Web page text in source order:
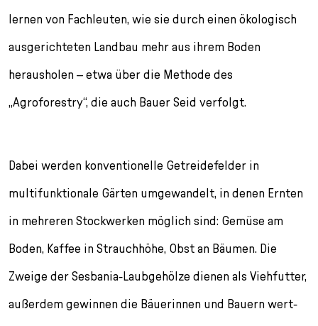
lernen von Fachleuten, wie sie durch einen ökologisch
ausgerichteten Land­bau mehr aus ihrem Boden
herausholen – etwa über die Methode des
„Agroforestry“, die auch Bauer Seid verfolgt.
Dabei werden konventionelle Getreidefelder in
multifunktionale Gärten umgewandelt, in denen Ernten
in mehreren Stockwerken möglich sind: Gemüse am
Boden, Kaffee in Strauchhöhe, Obst an Bäumen. Die
Zweige der Sesbania-Laubgehölze dienen als Viehfutter,
außerdem ge­winnen die Bäuerinnen und Bauern wert­